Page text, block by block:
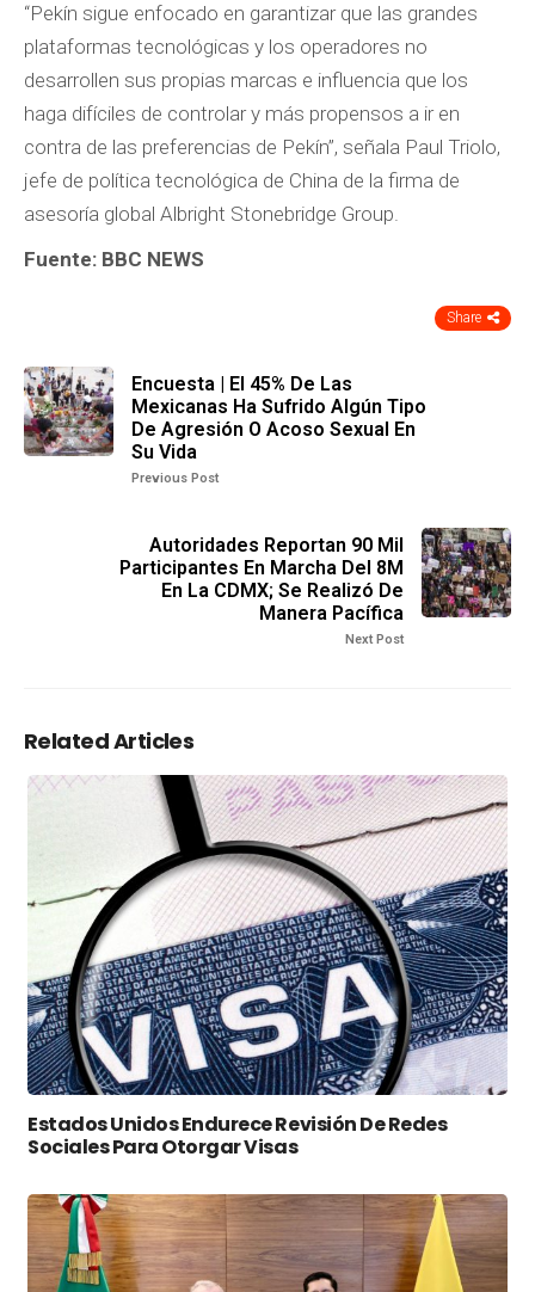
“Pekín sigue enfocado en garantizar que las grandes
plataformas tecnológicas y los operadores no
desarrollen sus propias marcas e influencia que los
haga difíciles de controlar y más propensos a ir en
contra de las preferencias de Pekín”, señala Paul Triolo,
jefe de política tecnológica de China de la firma de
asesoría global Albright Stonebridge Group.
Fuente: BBC NEWS
Share
Encuesta | El 45% De Las
Mexicanas Ha Sufrido Algún Tipo
De Agresión O Acoso Sexual En
Su Vida
Previous Post
Autoridades Reportan 90 Mil
Participantes En Marcha Del 8M
En La CDMX; Se Realizó De
Manera Pacífica
Next Post
Related Articles
Estados Unidos Endurece Revisión De Redes
Sociales Para Otorgar Visas